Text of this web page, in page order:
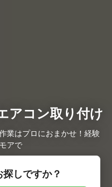
アコン取り付け
業はプロにおまかせ！経験
アで
しですか？